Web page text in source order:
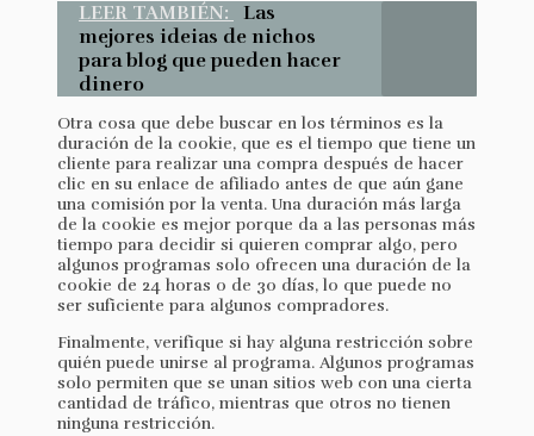
LEER TAMBIÉN:
Las
mejores ideias de nichos
para blog que pueden hacer
dinero
Otra cosa que debe buscar en los términos es la
duración de la cookie, que es el tiempo que tiene un
cliente para realizar una compra después de hacer
clic en su enlace de afiliado antes de que aún gane
una comisión por la venta. Una duración más larga
de la cookie es mejor porque da a las personas más
tiempo para decidir si quieren comprar algo, pero
algunos programas solo ofrecen una duración de la
cookie de 24 horas o de 30 días, lo que puede no
ser suficiente para algunos compradores.
Finalmente, verifique si hay alguna restricción sobre
quién puede unirse al programa. Algunos programas
solo permiten que se unan sitios web con una cierta
cantidad de tráfico, mientras que otros no tienen
ninguna restricción.